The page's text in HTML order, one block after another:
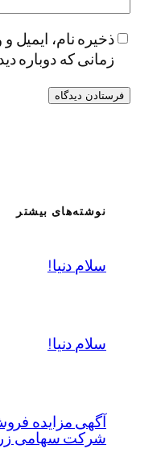
ذخیره نام، ایمیل
زمانی که دوباره
نوشته‌های بیشتر
سلام دنیا!
سلام دنیا!
آگهی مزایده
شرکت سهامی